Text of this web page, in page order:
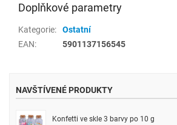
Doplňkové parametry
Kategorie:
Ostatní
EAN: 5901137156545
NAVŠTÍVENÉ PRODUKTY
Konfetti ve skle 3 barvy po 10 g